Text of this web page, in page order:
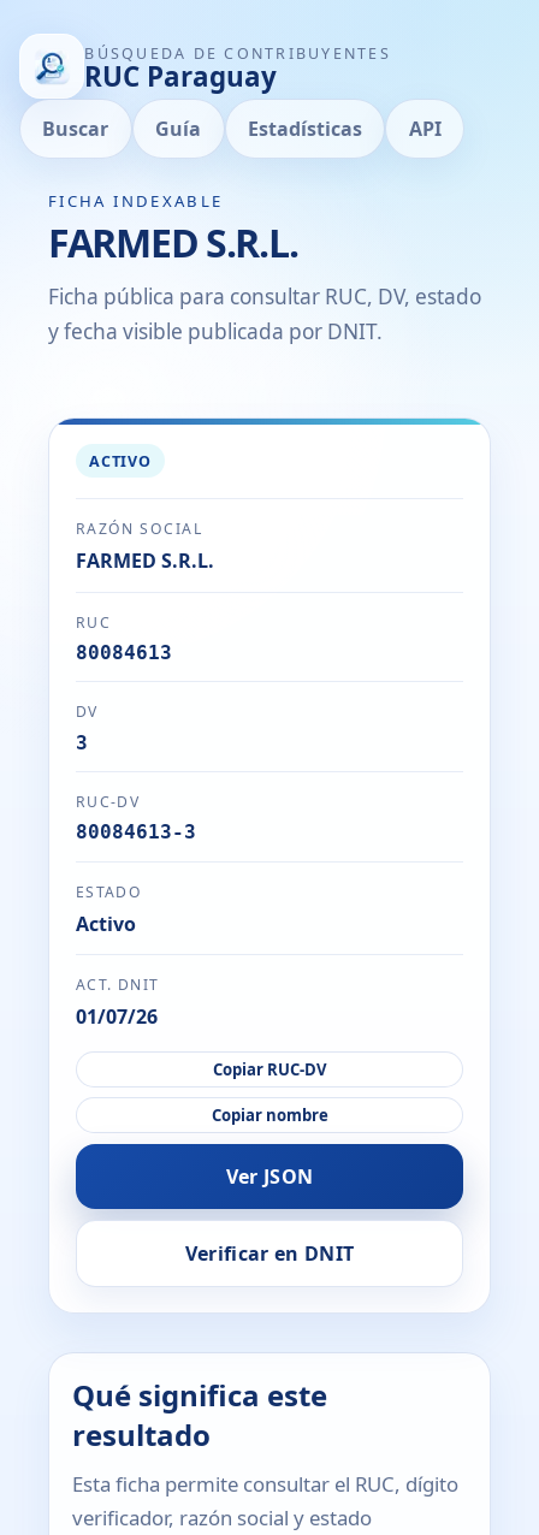
BÚSQUEDA DE CONTRIBUYENTES
RUC Paraguay
Buscar Guía Estadísticas API
FICHA INDEXABLE
FARMED S.R.L.
Ficha pública para consultar RUC, DV, estado
y fecha visible publicada por DNIT.
ACTIVO
RAZÓN SOCIAL
FARMED S.R.L.
RUC
80084613
DV
3
RUC-DV
80084613-3
ESTADO
Activo
ACT. DNIT
01/07/26
Copiar RUC-DV
Copiar nombre
Ver JSON
Verificar en DNIT
Qué significa este
resultado
Esta ficha permite consultar el RUC, dígito
verificador, razón social y estado